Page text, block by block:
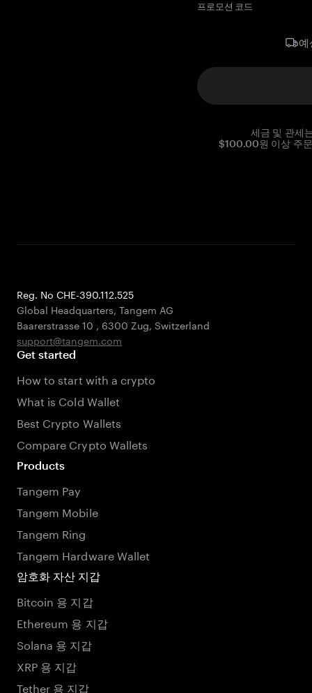
프로모션 코드
예
세금 및 관세
$100.00원 이상 주
Reg. No CHE-390.112.525
Global Headquarters, Tangem AG
Baarerstrasse 10 , 6300 Zug, Switzerland
support@tangem.com
Get started
How to start with a crypto
What is Cold Wallet
Best Crypto Wallets
Compare Crypto Wallets
Products
Tangem Pay
Tangem Mobile
Tangem Ring
Tangem Hardware Wallet
암호화 자산 지갑
Bitcoin 용 지갑
Ethereum 용 지갑
Solana 용 지갑
XRP 용 지갑
Tether 용 지갑